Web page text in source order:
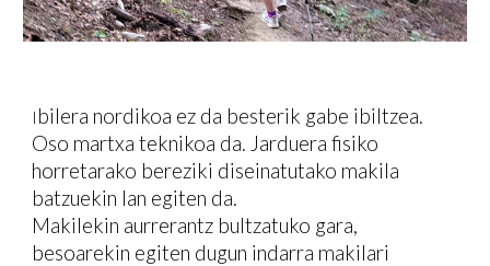
I bilera nordikoa ez da besterik gabe ibiltzea.
Oso martxa teknikoa da. Jarduera fisiko
horretarako bereziki diseinatutako makila
batzuekin lan egiten da.
Makilekin aurrerantz bultzatuko gara,
besoarekin egiten dugun indarra makilari